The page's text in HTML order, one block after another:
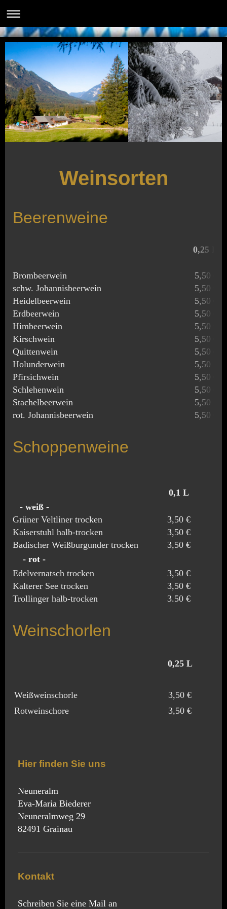
Weinsorten
Beerenweine
0,25 L
Brombeerwein
5,50 €
schw. Johannisbeerwein
5,50 €
Heidelbeerwein
5,50 €
Erdbeerwein
5,50 €
Himbeerwein
5,50 €
Kirschwein
5,50 €
Quittenwein
5,50 €
Holunderwein
5,50 €
Pfirsichwein
5,50 €
Schlehenwein
5,50 €
Stachelbeerwein
5,50 €
rot. Johannisbeerwein
5,50 €
Schoppenweine
0,1 L
- weiß -
Grüner Veltliner trocken
3,50 €
Kaiserstuhl halb-trocken
3,50 €
Badischer Weißburgunder trocken
3,50 €
- rot -
Edelvernatsch trocken
3,50 €
Kalterer See trocken
3,50 €
Trollinger halb-trocken
3.50 €
Weinschorlen
0,25 L
Weißweinschorle 3,50 €
Rotweinschore
3,50 €
Hier finden Sie uns
Neuneralm
Eva-Maria Biederer
Neuneralmweg 29
82491 Grainau
Kontakt
Schreiben Sie eine Mail an